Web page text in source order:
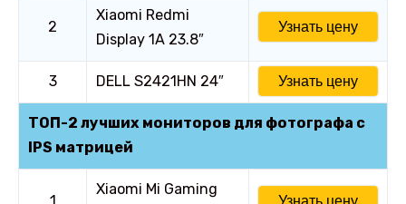
2
Xiaomi Redmi
Display 1A 23.8″
Узнать цену
3 DELL S2421HN 24″ Узнать цену
ТОП-2 лучших мониторов для фотографа с
IPS матрицей
1
Xiaomi Mi Gaming
Узнать цену